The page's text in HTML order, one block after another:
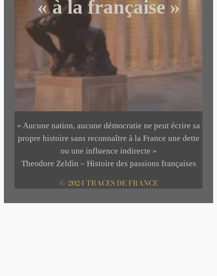
« à la française »
« Aucune nation, aucune démocratie ne peut écrire sa
propre histoire sans reconnaître à la France une dette
ou une influence indirecte »
Theodore Zeldin – Histoire des passions françaises
© 2024 TRACES DE FRANCE